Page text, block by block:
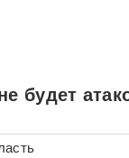
будет